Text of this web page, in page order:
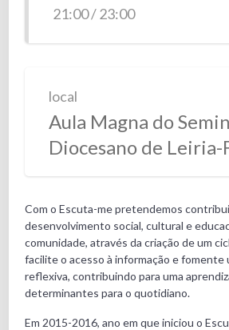
21:00 / 23:00
local
Aula Magna do
Diocesano de Leiria-
Com o Escuta-me pretendemos
desenvolvimento social, cultural e
comunidade, através da criação de um
facilite o acesso à informação e fomente
reflexiva, contribuindo para uma
determinantes para o quotidiano.
Em 2015-2016, ano em que iniciou o